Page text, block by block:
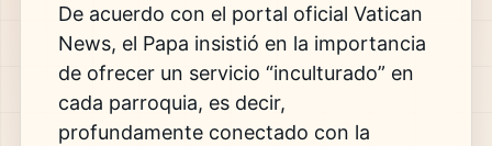
De acuerdo con el portal oficial Vatican
News, el Papa insistió en la importancia
de ofrecer un servicio “inculturado” en
cada parroquia, es decir,
profundamente conectado con la